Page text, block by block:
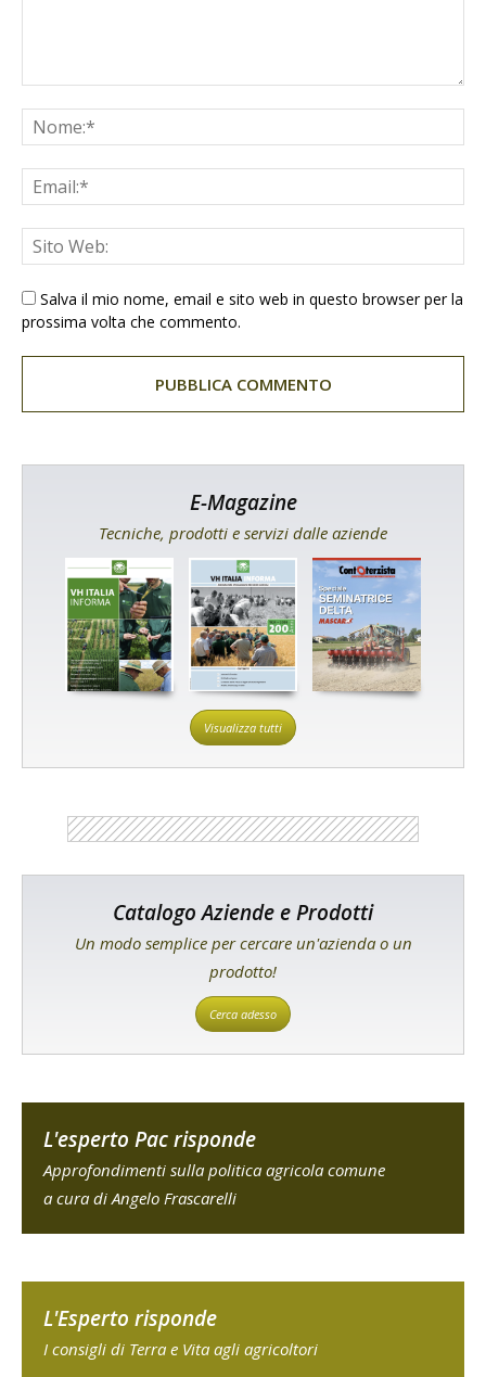
Salva il mio nome, email e sito web in questo browser per la
prossima volta che commento.
E-Magazine
Tecniche, prodotti e servizi dalle aziende
Visualizza tutti
Catalogo Aziende e Prodotti
Un modo semplice per cercare un'azienda o un
prodotto!
Cerca adesso
L'esperto Pac risponde
Approfondimenti sulla politica agricola comune
a cura di Angelo Frascarelli
L'Esperto risponde
I consigli di Terra e Vita agli agricoltori